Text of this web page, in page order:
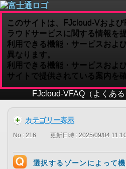
このサイトは、FJcloud-Vおよ
ラウドサービスに関する情報を
利用できる機能・サービスおよ
異なります。
利用できる機能・サービスおよ
サイトで提供されている案内を
FJcloud-VFAQ（よくある
カテゴリー表示
No : 216 更新日時 : 2025/09/04 11:10
選択するゾーンによって